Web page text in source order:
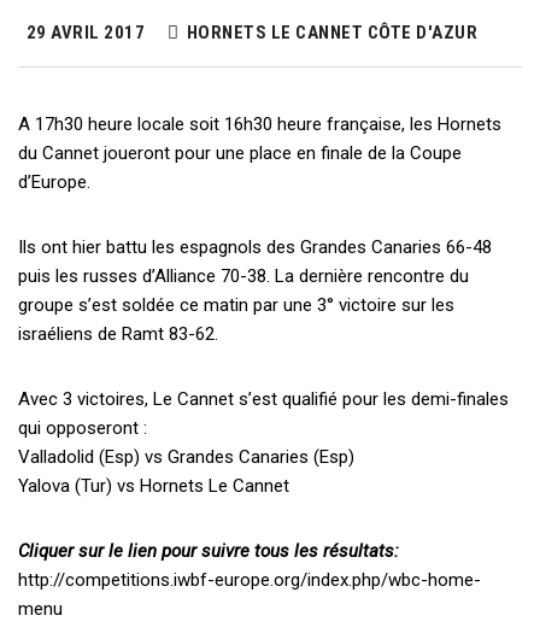
29 AVRIL 2017 HORNETS LE CANNET CÔTE D'AZUR
A 17h30 heure locale soit 16h30 heure française, les Hornets
du Cannet joueront pour une place en finale de la Coupe
d’Europe.
Ils ont hier battu les espagnols des Grandes Canaries 66-48
puis les russes d’Alliance 70-38. La dernière rencontre du
groupe s’est soldée ce matin par une 3° victoire sur les
israéliens de Ramt 83-62.
Avec 3 victoires, Le Cannet s’est qualifié pour les demi-finales
qui opposeront :
Valladolid (Esp) vs Grandes Canaries (Esp)
Yalova (Tur) vs Hornets Le Cannet
Cliquer sur le lien pour suivre tous les résultats:
http://competitions.iwbf-europe.org/index.php/wbc-home-
menu